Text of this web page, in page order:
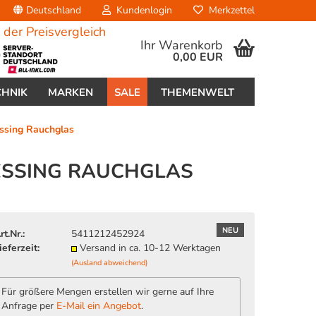
Deutschland Kundenlogin
vergessen?
Merkzettel
Ihr Warenkorb
0,00 EUR
MARKEN SALE THEMENWELT
Rauchglas
RAUCHGLAS
NEU
5411212452924
Versand in ca. 10-12 Werktagen
(Ausland abweichend)
Für größere Mengen erstellen wir gerne auf Ihre
Anfrage per E-Mail ein Angebot.